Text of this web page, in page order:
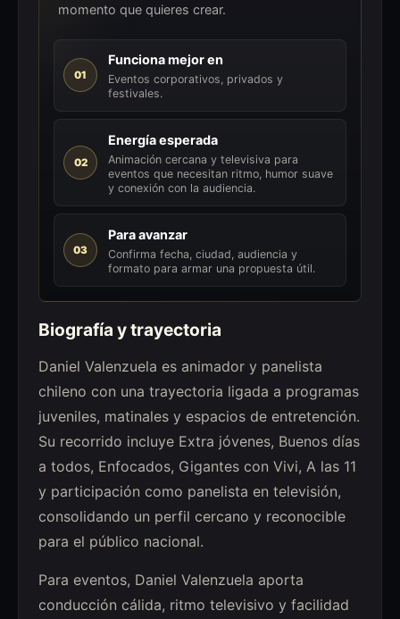
momento que quieres crear.
01
Funciona mejor en
Eventos corporativos, privados y
festivales.
02
Energía esperada
Animación cercana y televisiva para
eventos que necesitan ritmo, humor suave
y conexión con la audiencia.
03
Para avanzar
Confirma fecha, ciudad, audiencia y
formato para armar una propuesta útil.
Biografía y trayectoria
Daniel Valenzuela es animador y panelista
chileno con una trayectoria ligada a programas
juveniles, matinales y espacios de entretención.
Su recorrido incluye Extra jóvenes, Buenos días
a todos, Enfocados, Gigantes con Vivi, A las 11
y participación como panelista en televisión,
consolidando un perfil cercano y reconocible
para el público nacional.
Para eventos, Daniel Valenzuela aporta
conducción cálida, ritmo televisivo y facilidad